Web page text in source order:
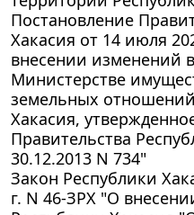
Постановление
Хакасия от 14 июля
внесении изменений
Министерстве
земельных
Хакасия,
Правительства
30.12.2013 N 734"
Закон Республики
г. N 46-ЗРХ "О